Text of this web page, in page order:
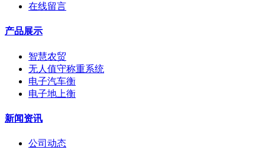
在线留言
产品展示
智慧农贸
无人值守称重系统
电子汽车衡
电子地上衡
新闻资讯
公司动态